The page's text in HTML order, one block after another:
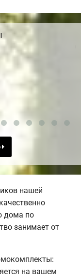
нашей
дома по
занимает от
на вашем